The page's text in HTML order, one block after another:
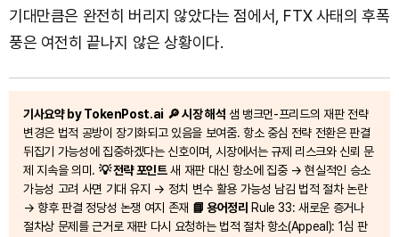
기대만큼은 완전히 버리지 않았다는 점에서, FTX 사태의 후폭
풍은 여전히 끝나지 않은 상황이다.
기사요약 by TokenPost.ai 🔎 시장 해석 샘 뱅크먼-프리드의 재판 전략
변경은 법적 공방이 장기화되고 있음을 보여줌. 항소 중심 전략 전환은 판결
뒤집기 가능성에 집중하겠다는 신호이며, 시장에서는 규제 리스크와 신뢰 문
제 지속을 의미. 💡 전략 포인트새 재판 대신 항소에 집중 → 현실적인 승소
가능성 고려 사면 기대 유지 → 정치 변수 활용 가능성 남김 법적 절차 논란
→ 향후 판결 정당성 논쟁 여지 존재 📘 용어정리 Rule 33: 새로운 증거나
절차상 문제를 근거로 재판 다시 요청하는 법적 절차 항소(Appeal): 1심 판